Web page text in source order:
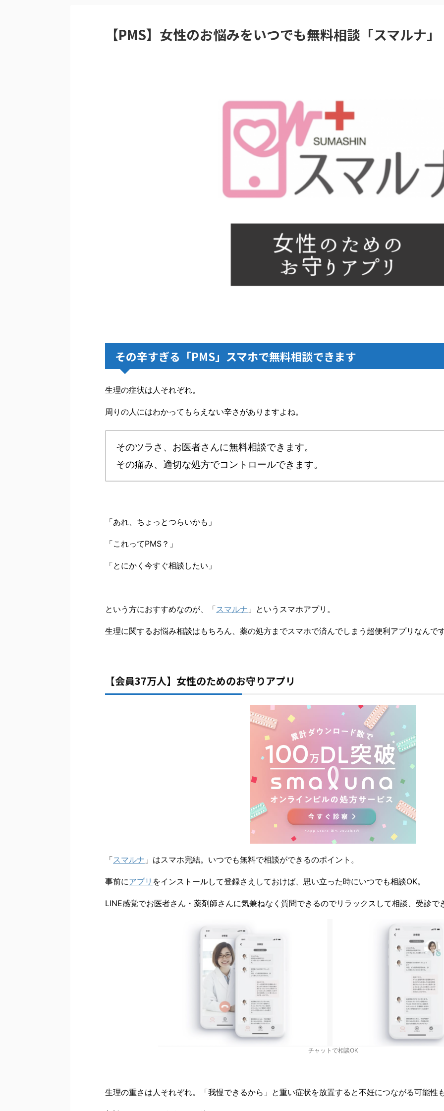
【PMS】女性のお悩みをいつでも無料相談「スマルナ」
その辛すぎる「PMS」スマホで無料相談できます
生理の症状は人それぞれ。
周りの人にはわかってもらえない辛さがありますよね。
そのツラさ、お医者さんに無料相談できます。
その痛み、適切な処方でコントロールできます。
「あれ、ちょっとつらいかも」
「これってPMS？」
「とにかく今すぐ相談したい」
という方におすすめなのが、「スマルナ 」というスマホアプリ。
生理に関するお悩み相談はもちろん、薬の処方までスマホで済んでしまう超便利アプリなんで
【会員37万人】女性のためのお守りアプリ
「スマルナ 」はスマホ完結。いつでも無料で相談ができるのポイント。
事前にアプリ をインストールして登録さえしておけば、思い立った時にいつでも相談OK。
LINE感覚でお医者さん・薬剤師さんに気兼ねなく質問できるのでリラックスして相談、受診で
チャットで相談OK
生理の重さは人それぞれ。「我慢できるから」と重い症状を放置すると不妊につながる可能性